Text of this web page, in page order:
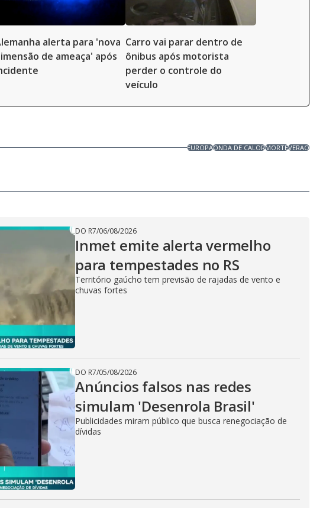
alerta para 'nova
de ameaça' após
Carro vai parar dentro de
ônibus após motorista
perder o controle do
veículo
EUROPAONDA DE CALORMORTEVERAO
DO R7/06/08/2026
Inmet emite alerta vermelho
para tempestades no RS
Território gaúcho tem previsão de rajadas de vento e
chuvas fortes
DO R7/05/08/2026
Anúncios falsos nas redes
simulam 'Desenrola Brasil'
Publicidades miram público que busca renegociação de
dívidas